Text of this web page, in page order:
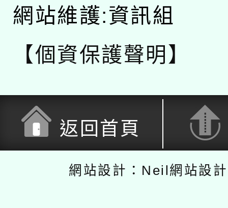
網站維護:資訊組
【個資保護聲明】
返回首頁
網站設計：Neil網站設